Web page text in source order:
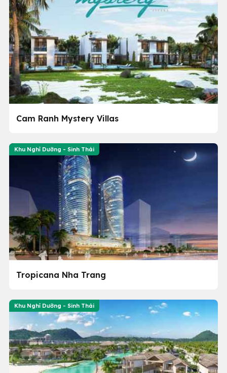
Cam Ranh Mystery Villas
Khu Nghỉ Dưỡng - Sinh Thái
Tropicana Nha Trang
Khu Nghỉ Dưỡng - Sinh Thái